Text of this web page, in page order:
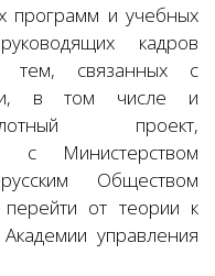
программ и учебных
кадров
тем, связанных с
в том числе и
проект,
с Министерством
Обществом
перейти от теории к
управления